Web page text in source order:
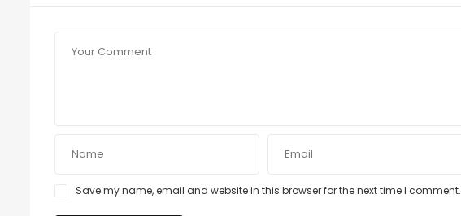
Save my name, email and website in this browser for the next time I comment.